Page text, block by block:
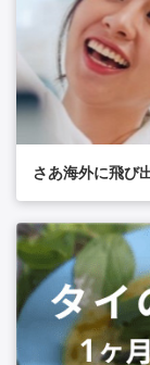
さあ海外に飛び